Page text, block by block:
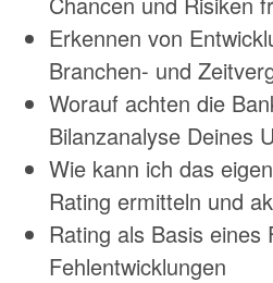
Erkennen von
Branchen- und
Worauf achten die
Bilanzanalyse Deines
Wie kann ich das
Rating ermitteln und
Rating als Basis
Fehlentwicklungen